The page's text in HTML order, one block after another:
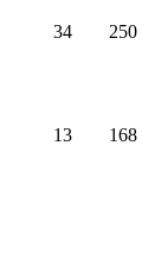
34 250
13 168